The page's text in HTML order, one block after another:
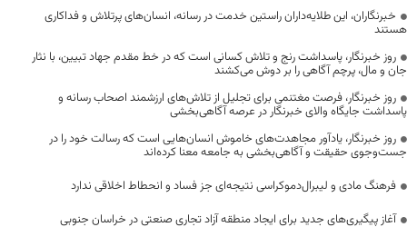
خبرنگاران، این طلایه‌داران راستین خدمت در رسانه، انسان‌های پرتلاش و فداکاری
هستند
روز خبرنگار، پاسداشت رنج و تلاش کسانی است که در خط مقدم جهاد تبیین، با نثار
جان و مال، پرچم آگاهی را بر دوش می‌کشند
روز خبرنگار، فرصت مغتنمی برای تجلیل از تلاش‌های ارزشمند اصحاب رسانه و
پاسداشت جایگاه والای خبرنگار در عرصه آگاهی‌بخشی
روز خبرنگار، یادآور مجاهدت‌های خاموش انسان‌هایی است که رسالت خود را در
جست‌وجوی حقیقت و آگاهی‌بخشی به جامعه معنا کرده‌اند
فرهنگ مادی و لیبرال‌دموکراسی نتیجه‌ای جز فساد و انحطاط اخلاقی ندارد
آغاز پیگیری‌های جدید برای ایجاد منطقه آزاد تجاری صنعتی در خراسان جنوبی